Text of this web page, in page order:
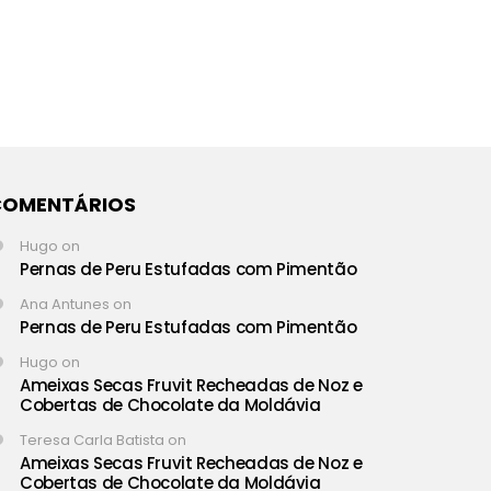
Hugo on
Pernas de Peru Estufadas com Pimentão
Ana Antunes on
Pernas de Peru Estufadas com Pimentão
Hugo on
Ameixas Secas Fruvit Recheadas de Noz e
Cobertas de Chocolate da Moldávia
Teresa Carla Batista on
Ameixas Secas Fruvit Recheadas de Noz e
Cobertas de Chocolate da Moldávia